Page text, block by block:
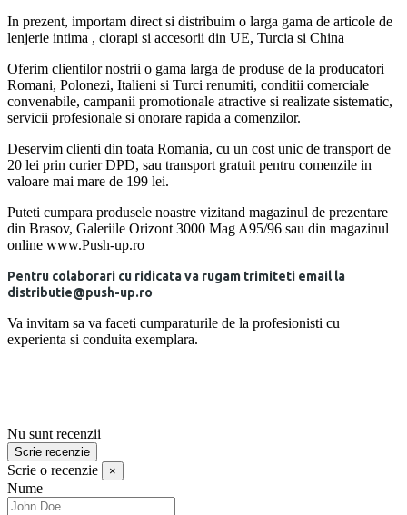
In prezent, importam direct si distribuim o larga gama de articole de
lenjerie intima , ciorapi si accesorii din UE, Turcia si China
Oferim clientilor nostrii o gama larga de produse de la producatori
Romani, Polonezi, Italieni si Turci renumiti, conditii comerciale
convenabile, campanii promotionale atractive si realizate sistematic,
servicii profesionale si onorare rapida a comenzilor.
Deservim clienti din toata Romania, cu un cost unic de transport de
20 lei prin curier DPD, sau transport gratuit pentru comenzile in
valoare mai mare de 199 lei.
Puteti cumpara produsele noastre vizitand magazinul de prezentare
din Brasov, Galeriile Orizont 3000 Mag A95/96 sau din magazinul
online www.Push-up.ro
Pentru colaborari cu ridicata va rugam trimiteti email la
distributie@push-up.ro
Va invitam sa va faceti cumparaturile de la profesionisti cu
experienta si conduita exemplara.
Nu sunt recenzii
Scrie recenzie
Scrie o recenzie ×
Nume